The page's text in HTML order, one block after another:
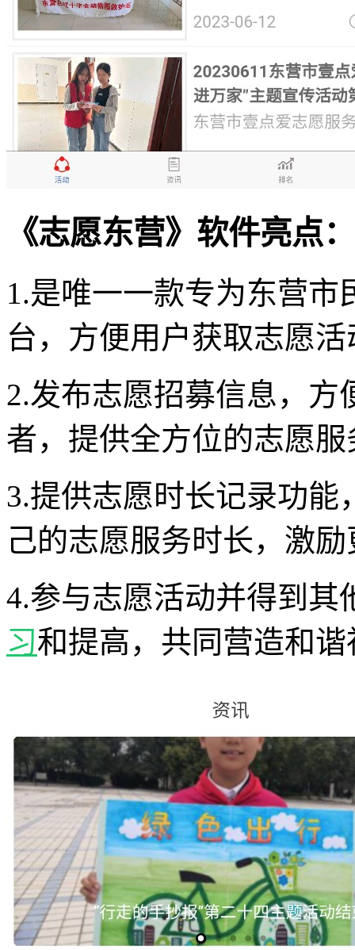
《志愿东营》软件亮点：
1.是唯一一款专为东营
台，方便用户获取志愿
2.发布志愿招募信息，
者，提供全方位的志愿
3.提供志愿时长记录功
己的志愿服务时长，激
4.参与志愿活动并得到其
习和提高，共同营造和